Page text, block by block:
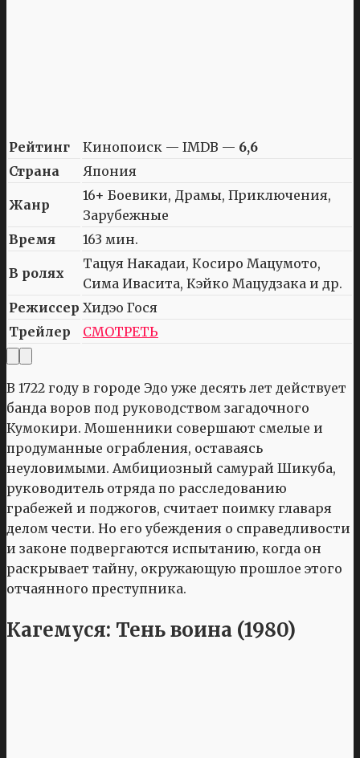
Рейтинг Кинопоиск — IMDB — 6,6
Страна
Япония
Жанр
16+ Боевики, Драмы, Приключения,
Зарубежные
Время
163 мин.
В ролях
Тацуя Накадаи, Косиро Мацумото,
Сима Ивасита, Кэйко Мацудзака и др.
Режиссер Хидэо Гося
Трейлер
СМОТРЕТЬ
В 1722 году в городе Эдо уже десять лет действует
банда воров под руководством загадочного
Кумокири. Мошенники совершают смелые и
продуманные ограбления, оставаясь
неуловимыми. Амбициозный самурай Шикуба,
руководитель отряда по расследованию
грабежей и поджогов, считает поимку главаря
делом чести. Но его убеждения о справедливости
и законе подвергаются испытанию, когда он
раскрывает тайну, окружающую прошлое этого
отчаянного преступника.
Кагемуся: Тень воина (1980)